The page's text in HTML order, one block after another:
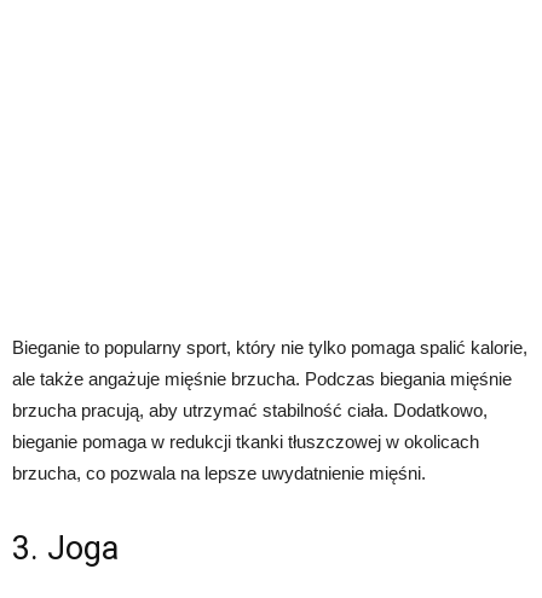
Bieganie to popularny sport, który nie tylko pomaga spalić kalorie,
ale także angażuje mięśnie brzucha. Podczas biegania mięśnie
brzucha pracują, aby utrzymać stabilność ciała. Dodatkowo,
bieganie pomaga w redukcji tkanki tłuszczowej w okolicach
brzucha, co pozwala na lepsze uwydatnienie mięśni.
3. Joga